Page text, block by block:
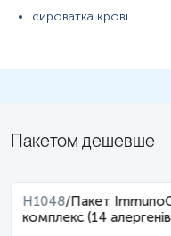
для гарантування
сироватка крові
Пакетом дешевше
H1048/Пакет
комплекс (14